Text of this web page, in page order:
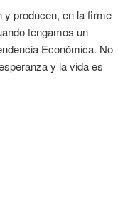
y producen, en la firme
tengamos un
Económica. No
y la vida es